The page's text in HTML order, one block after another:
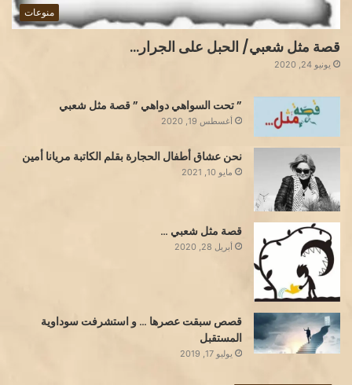
منوعات
قصة مثل شعبي/ الحبل على الجرار…
يونيو 24, 2020
” تحت السواهي دواهي ” قصة مثل شعبي
أغسطس 19, 2020
نحن عشاق أطفال الحجارة بقلم الكاتبة مريانا أمين
مايو 10, 2021
قصة مثل شعبي …
أبريل 28, 2020
قصص سبقت عصرها … و استشرفت سوداوية
المستقبل
يوليو 17, 2019